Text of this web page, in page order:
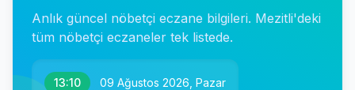
Anlık güncel nöbetçi eczane bilgileri. Mezitli'deki
tüm nöbetçi eczaneler tek listede.
13:10 09 Ağustos 2026, Pazar